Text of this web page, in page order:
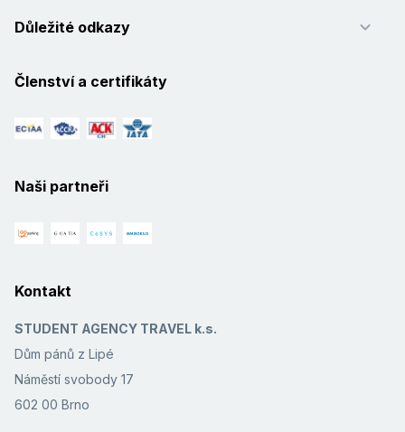
Důležité odkazy
Členství a certifikáty
Naši partneři
Kontakt
STUDENT AGENCY TRAVEL k.s.
Dům pánů z Lipé
Náměstí svobody 17
602 00 Brno